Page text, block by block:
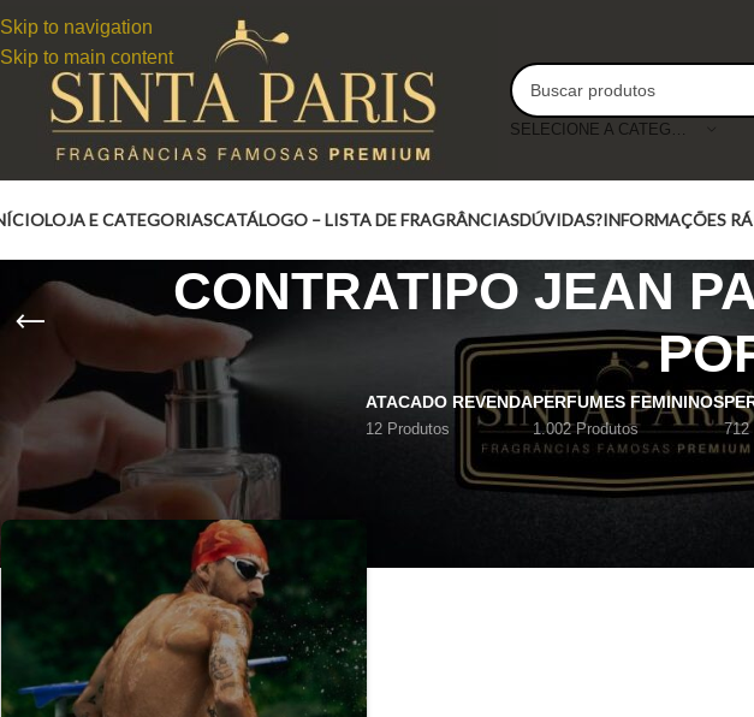
Skip to navigation
Skip to main content
SELECIONE A CATEGORIA
LOJA E CATEGORIASCATÁLOGO – LISTA DE FRAGRÂNCIASDÚVIDAS?INFORMAÇÕES
CONTRATIPO JEAN
ATACADO REVENDA
12 Produtos
PERFUMES FEMININOS
1.002 Produtos 712
CONTRATIPO JEAN PAUL GAULTIER LE MALE POPEYE